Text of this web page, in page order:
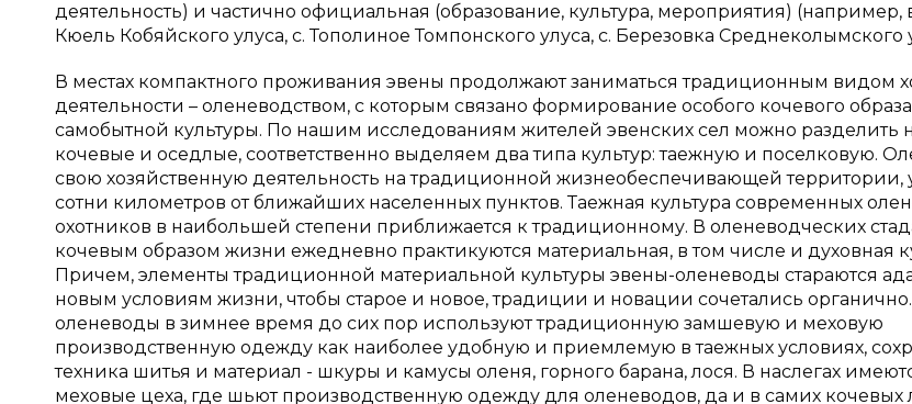
деятельность) и частично официальная (образование, культура, мероприятия) (например,
Кюель Кобяйского улуса, с. Тополиное Томпонского улуса, с. Березовка Среднеколымского
В местах компактного проживания эвены продолжают заниматься традиционным видом
деятельности – оленеводством, с которым связано формирование особого кочевого
самобытной культуры. По нашим исследованиям жителей эвенских сел можно разделить
кочевые и оседлые, соответственно выделяем два типа культур: таежную и поселковую.
свою хозяйственную деятельность на традиционной жизнеобеспечивающей территории,
сотни километров от ближайших населенных пунктов. Таежная культура современных
охотников в наибольшей степени приближается к традиционному. В оленеводческих
кочевым образом жизни ежедневно практикуются материальная, в том числе и духовная
Причем, элементы традиционной материальной культуры эвены-оленеводы стараются
новым условиям жизни, чтобы старое и новое, традиции и новации сочетались органично.
оленеводы в зимнее время до сих пор используют традиционную замшевую и меховую
производственную одежду как наиболее удобную и приемлемую в таежных условиях,
техника шитья и материал - шкуры и камусы оленя, горного барана, лося. В наслегах
меховые цеха, где шьют производственную одежду для оленеводов, да и в самих кочевых